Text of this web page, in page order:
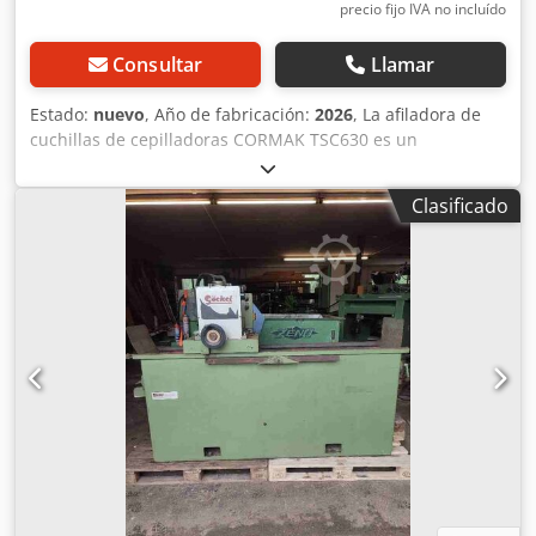
precio fijo IVA no incluído
Consultar Llamar
Estado: nuevo, Año de fabricación: 2026, La afiladora de
cuchillas de cepilladoras CORMAK TSC630 es un
dispositivo preciso y eficiente diseñado para afilar
cuchillas de cepilladoras, cuchillas de trituradoras,
desmenuzadoras y otras cuchillas de máquinas utilizadas
en carpintería, aserraderos y plantas de producción.
Gracias a la posibilidad de afilar cuchillas de hasta 630
mm de longitud, este modelo es ideal para cualquier
situación donde la precisión, la repetibilidad y la rápida
restauración de las herramientas sean fundamentales. Las
cuchillas desafiladas implican una menor calidad de
procesamiento, una mayor carga para la máquina y
paradas innecesarias. La CORMAK TSC630 permite
restaurar rápidamente el filo perfecto de las cuchillas de
las máquinas, garantizando una alta calidad de afilado y
un control total sobre el proceso de afilado. Principales
ventajas de la máquina: * Afilado de cuchillas de hasta 630
Clasificado